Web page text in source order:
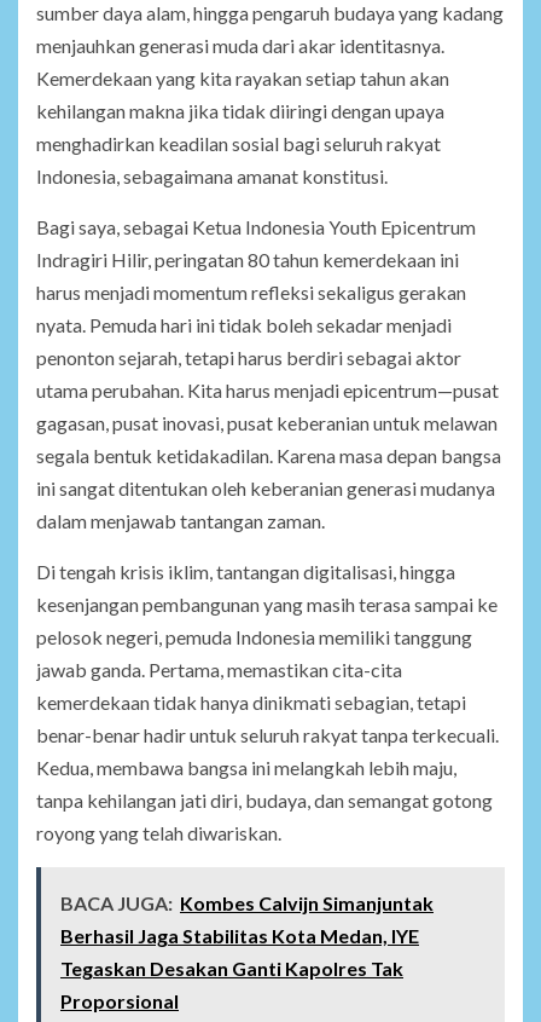
sumber daya alam, hingga pengaruh budaya yang kadang
menjauhkan generasi muda dari akar identitasnya.
Kemerdekaan yang kita rayakan setiap tahun akan
kehilangan makna jika tidak diiringi dengan upaya
menghadirkan keadilan sosial bagi seluruh rakyat
Indonesia, sebagaimana amanat konstitusi.
Bagi saya, sebagai Ketua Indonesia Youth Epicentrum
Indragiri Hilir, peringatan 80 tahun kemerdekaan ini
harus menjadi momentum refleksi sekaligus gerakan
nyata. Pemuda hari ini tidak boleh sekadar menjadi
penonton sejarah, tetapi harus berdiri sebagai aktor
utama perubahan. Kita harus menjadi epicentrum—pusat
gagasan, pusat inovasi, pusat keberanian untuk melawan
segala bentuk ketidakadilan. Karena masa depan bangsa
ini sangat ditentukan oleh keberanian generasi mudanya
dalam menjawab tantangan zaman.
Di tengah krisis iklim, tantangan digitalisasi, hingga
kesenjangan pembangunan yang masih terasa sampai ke
pelosok negeri, pemuda Indonesia memiliki tanggung
jawab ganda. Pertama, memastikan cita-cita
kemerdekaan tidak hanya dinikmati sebagian, tetapi
benar-benar hadir untuk seluruh rakyat tanpa terkecuali.
Kedua, membawa bangsa ini melangkah lebih maju,
tanpa kehilangan jati diri, budaya, dan semangat gotong
royong yang telah diwariskan.
BACA JUGA: Kombes Calvijn Simanjuntak
Berhasil Jaga Stabilitas Kota Medan, IYE
Tegaskan Desakan Ganti Kapolres Tak
Proporsional